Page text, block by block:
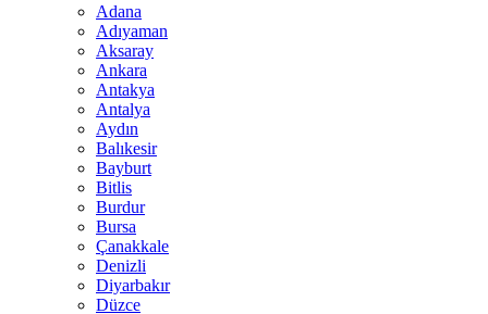
Adana
Adıyaman
Aksaray
Ankara
Antakya
Antalya
Aydın
Balıkesir
Bayburt
Bitlis
Burdur
Bursa
Çanakkale
Denizli
Diyarbakır
Düzce